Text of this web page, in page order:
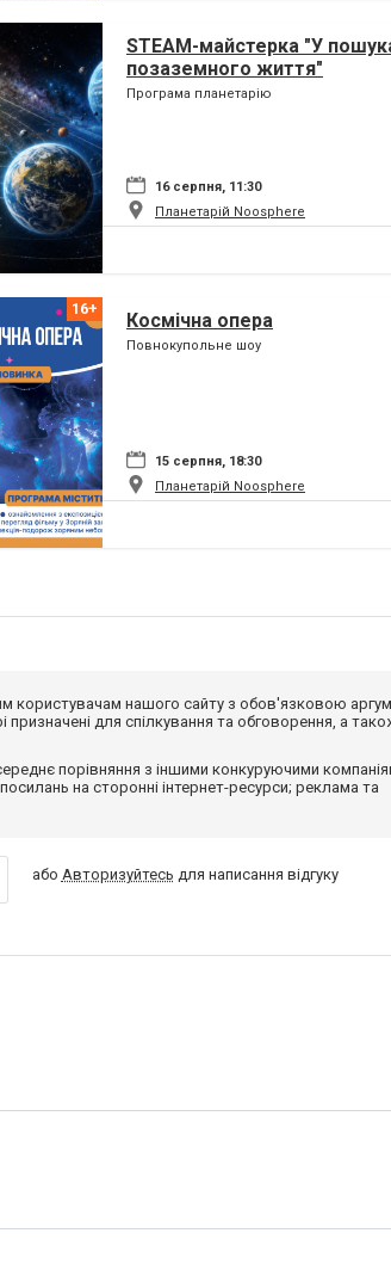
STEAM-майстерка "У
позаземного життя"
Програма планетарію
16 серпня, 11:30
Планетарій Noosphere
Космічна опера
Повнокупольне шоу
15 серпня, 18:30
Планетарій Noosphere
користувачам нашого сайту з обов'язковою
для спілкування та обговорення, а
порівняння з іншими конкуруючими
на сторонні інтернет-ресурси; реклама та
або Авторизуйтесь для написання відгуку